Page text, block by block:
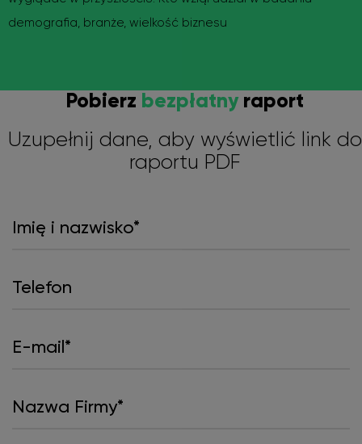
demografia, branże, wielkość biznesu
Pobierz bezpłatnyraport
Uzupełnij dane, aby wyświetlić link do
raportu PDF
Imię
i
Telefon
E-
mail *
Nazwa
Firmy* *